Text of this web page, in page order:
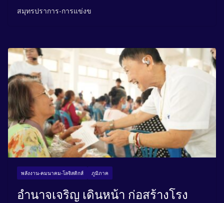
สมุทรปราการ-การแข่งข
พลังงาน-คมนาคม-โลจิสติกส์ ภูมิภาค
อำนาจเจริญ เดินหน้า ก่อสร้างโรง